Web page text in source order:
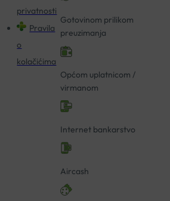
privatnosti
Pravila
o
kolačićima
Gotovinom prilikom
preuzimanja
Općom uplatnicom /
virmanom
Internet bankarstvo
Aircash